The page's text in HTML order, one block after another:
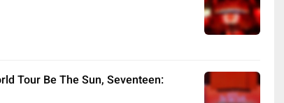
Tour Be The Sun, Seventeen: